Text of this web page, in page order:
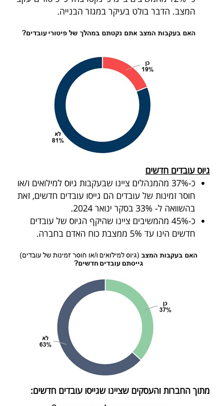
המצב. הדבר בולט בעיקר במגזר הבנייה.
גיוס עובדים חדשים
כ-37% מהמנהלים ציינו שבעקבות גיוס למילואים ו/או
חוסר זמינות של עובדים הם גייסו עובדים חדשים, זאת
בהשוואה ל- 33% בסקר ינואר 2024.
כ-45% מהמשיבים ציינו שהיקף הגיוס של עובדים
חדשים הינו עד 5% ממצבת כוח האדם בחברה.
מתוך החברות והעסקים שציינו שגייסו עובדים חדשים: